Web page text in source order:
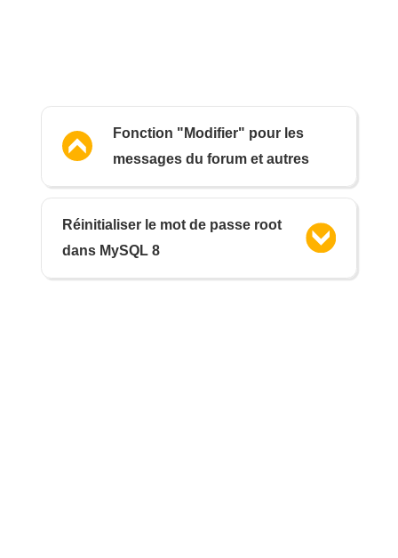
Fonction "Modifier" pour les
messages du forum et autres
Réinitialiser le mot de passe root
dans MySQL 8